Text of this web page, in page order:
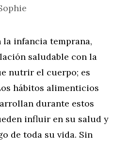
la infancia temprana,
saludable con la
nutrir el cuerpo; es
hábitos alimenticios
durante estos
influir en su salud y
de toda su vida. Sin